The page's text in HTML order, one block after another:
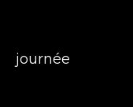
journée